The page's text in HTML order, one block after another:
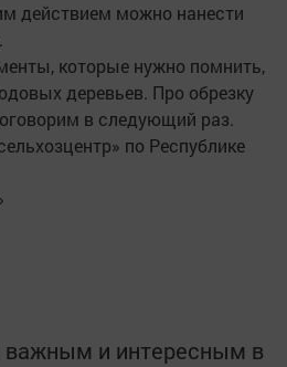
действием можно нанести
которые нужно помнить,
деревьев. Про обрезку
в следующий раз.
по Республике
и интересным в